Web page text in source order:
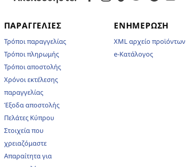
ΠΑΡΑΓΓΕΛΊΕΣ
Τρόποι παραγγελίας
Τρόποι πληρωμής
Τρόποι αποστολής
Χρόνοι εκτέλεσης
παραγγελίας
Έξοδα αποστολής
Πελάτες Κύπρου
Στοιχεία που
χρειαζόμαστε
Απαραίτητα για
ΕΝΗΜΈΡΩΣΗ
XML αρχείο προϊόντων
e-Κατάλογος